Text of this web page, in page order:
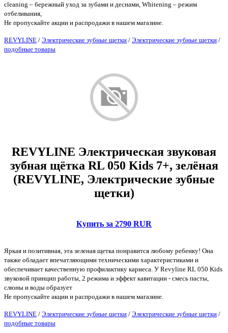
cleaning – бережный уход за зубами и деснами, Whitening – режим
отбеливания,
Не пропускайте акции и распродажи в нашем магазине.
REVYLINE / Электрические зубные щетки / Электрические зубные щетки /
подобные товары
REVYLINE Электрическая звуковая
зубная щётка RL 050 Kids 7+, зелёная
(REVYLINE, Электрические зубные
щетки)
Купить за 2790 RUR
Яркая и позитивная, эта зеленая щетка понравится любому ребенку! Она
также обладает впечатляющими техническими характеристиками и
обеспечивает качественную профилактику кариеса. У Revyline RL 050 Kids
звуковой принцип работы, 2 режима и эффект кавитации - смесь пасты,
слюны и воды образует
Не пропускайте акции и распродажи в нашем магазине.
REVYLINE / Электрические зубные щетки / Электрические зубные щетки /
подобные товары